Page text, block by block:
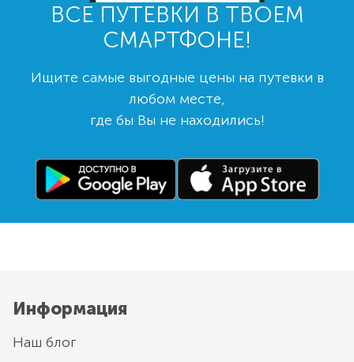
ВСЕ ПУТЕВКИ В ТВОЕМ
СМАРТФОНЕ!
Ищите самые выгодные цены на путевки в
любом месте,
где бы Вы не находились!
Информация
Наш блог